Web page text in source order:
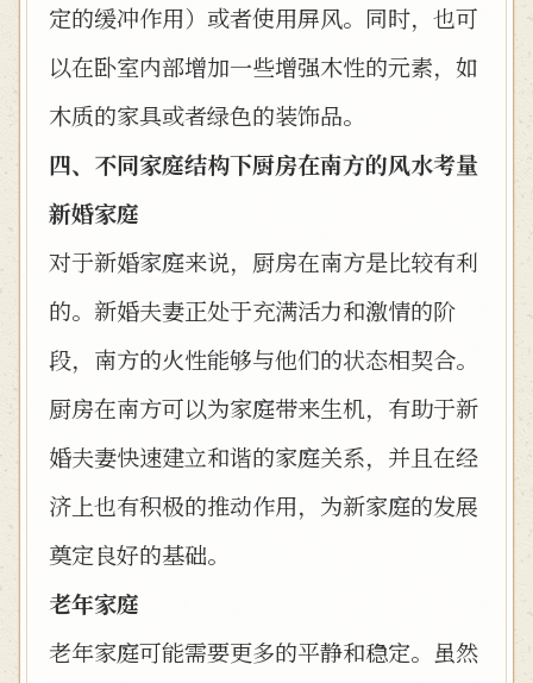
定的缓冲作用）或者使用屏风。同时，也可
以在卧室内部增加一些增强木性的元素，如
木质的家具或者绿色的装饰品。
四、不同家庭结构下厨房在南方的风水考量
新婚家庭
对于新婚家庭来说，厨房在南方是比较有利
的。新婚夫妻正处于充满活力和激情的阶
段，南方的火性能够与他们的状态相契合。
厨房在南方可以为家庭带来生机，有助于新
婚夫妻快速建立和谐的家庭关系，并且在经
济上也有积极的推动作用，为新家庭的发展
奠定良好的基础。
老年家庭
老年家庭可能需要更多的平静和稳定。虽然